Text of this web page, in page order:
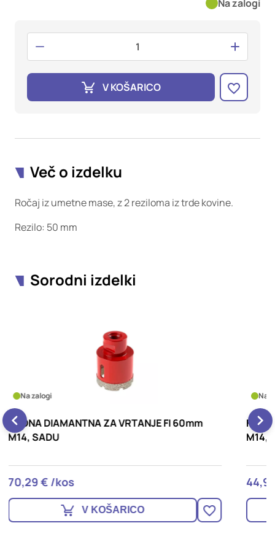
Na zalogi
V KOŠARICO
Več o izdelku
Ročaj iz umetne mase, z 2 reziloma iz trde kovine.
Rezilo: 50 mm
Sorodni izdelki
FI 60mm
KRONA DIAMANTNA ZA VRTANJE FI
V KOŠARICO
edinstveno prepoznavanje vašega brskalnika in naprave. Če
zavrnete uporabo teh piškotkov, ne boste deležni našega